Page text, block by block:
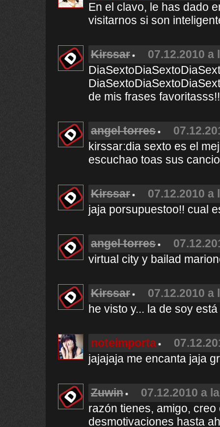
En el clavo, le has dado
visitarnos si son
Kirssar
07.12.2010 a
de mis frases
angel torres
kirssar:dia sexto es el
escuchao toas sus
Kirssar
07.12.2010 a
jaja porsupuestoo!! cual
angel torres
virtual city y bailad
Kirssar
07.12.2010 a
he visto y... la de soy
noteimporta
jajajaja me encanta jaja
Zuwin
07.12.2010 a
razón tienes, amigo,
desmotivaciones hasta